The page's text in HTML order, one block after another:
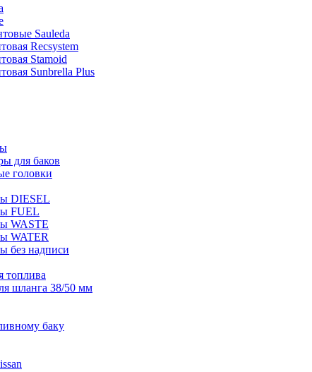
Sauleda
Recsystem
Stamoid
Sunbrella Plus
для баков
головки
DIESEL
FUEL
WASTE
WATER
без надписи
топлива
шланга 38/50 мм
баку